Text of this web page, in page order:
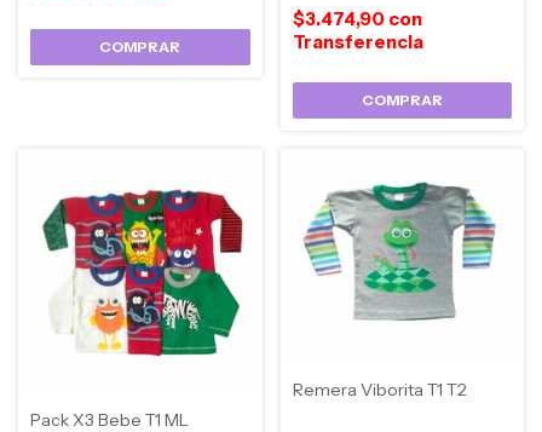
COMPRAR
$3.474,90 con
COMPRAR
Pack X3 Bebe T1 ML
Remera Viborita T1 T2